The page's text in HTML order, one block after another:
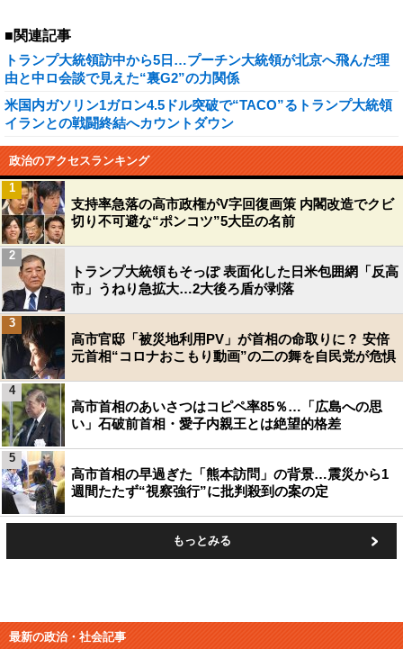
■関連記事
トランプ大統領訪中から5日…プーチン大統領が北京へ飛んだ理
由と中ロ会談で見えた“裏G2”の力関係
米国内ガソリン1ガロン4.5ドル突破で“TACO”るトランプ大統領
イランとの戦闘終結へカウントダウン
政治のアクセスランキング
支持率急落の高市政権がV字回復画策 内閣改造でクビ
切り不可避な“ポンコツ”5大臣の名前
1
トランプ大統領もそっぽ 表面化した日米包囲網「反高
市」うねり急拡大…2大後ろ盾が剥落
2
高市官邸「被災地利用PV」が首相の命取りに？ 安倍
元首相“コロナおこもり動画”の二の舞を自民党が危惧
3
高市首相のあいさつはコピペ率85％…「広島への思
い」石破前首相・愛子内親王とは絶望的格差
4
高市首相の早過ぎた「熊本訪問」の背景…震災から1
週間たたず“視察強行”に批判殺到の案の定
5
もっとみる
最新の政治・社会記事